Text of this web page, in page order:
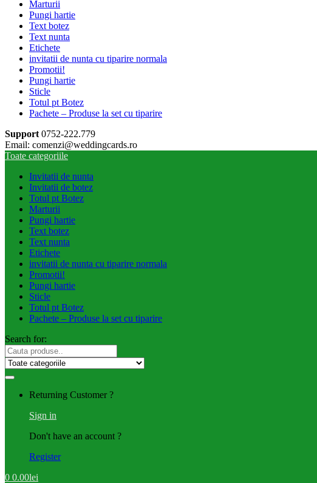
Marturii
Pungi hartie
Text botez
Text nunta
Etichete
invitatii de nunta cu tiparire normala
Promotii!
Pungi hartie
Sticle
Totul pt Botez
Pachete – Produse la set cu tiparire
Support 0752-222.779
Email: comenzi@weddingcards.ro
Toate categoriile
Invitatii de nunta
Invitatii de botez
Totul pt Botez
Marturii
Pungi hartie
Text botez
Text nunta
Etichete
invitatii de nunta cu tiparire normala
Promotii!
Pungi hartie
Sticle
Totul pt Botez
Pachete – Produse la set cu tiparire
Search for:
Returning Customer ?
Sign in
Don't have an account ?
Register
0 0.00lei